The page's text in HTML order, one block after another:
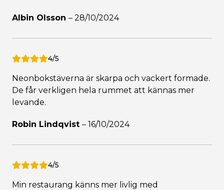
Albin Olsson – 28/10/2024
4/5
Neonbokstäverna är skarpa och vackert formade.
De får verkligen hela rummet att kännas mer
levande.
Robin Lindqvist – 16/10/2024
4/5
Min restaurang känns mer livlig med